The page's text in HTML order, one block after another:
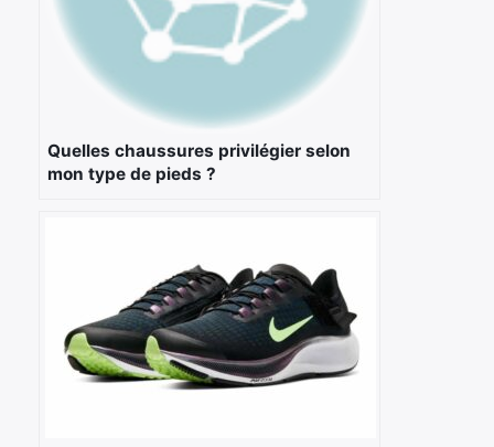
Quelles chaussures privilégier selon
mon type de pieds ?